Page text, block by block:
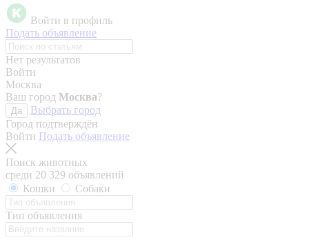
Войти в профиль
Подать объявление
Нет результатов
Войти
Москва
Ваш город Москва?
Да
Выбрать город
Город подтверждён
Войти Подать объявление
Поиск животных
среди 20 329 объявлений
Кошки
Собаки
Тип объявления